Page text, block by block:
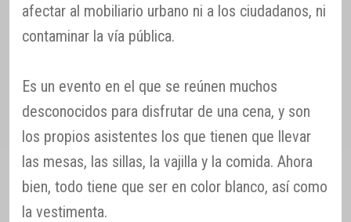
afectar al mobiliario urbano ni a los ciudadanos, ni
contaminar la vía pública.
Es un evento en el que se reúnen muchos
desconocidos para disfrutar de una cena, y son
los propios asistentes los que tienen que llevar
las mesas, las sillas, la vajilla y la comida. Ahora
bien, todo tiene que ser en color blanco, así como
la vestimenta.